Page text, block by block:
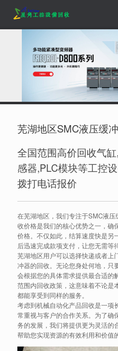
content
芜湖地区SMC液压缓
全国范围高价回收气
感器,PLC模块等工控
拨打电话报价
在芜湖地区，我们专注于SMC液
收价格是我们的核心优势之一，确
价格。不仅如此，结算速度快是另
后迅速完成款项支付，让您无需等
芜湖地区用户可以选择快递或者上
冲器的回收。无论您身处何地，只
会根据您的具体需求提供最合适的
范围内回收政策，这意味着不论是
都能享受到同样的服务。
考虑到机械自动化产品回收是一项
常重视与客户的合作关系。为了确
务的发展，我们将提供更为灵活的
帮助您实现资源的有效利用和价值